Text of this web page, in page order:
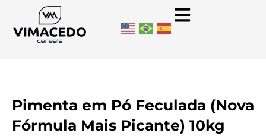
Pimenta em Pó Feculada (Nova
Fórmula Mais Picante) 10kg